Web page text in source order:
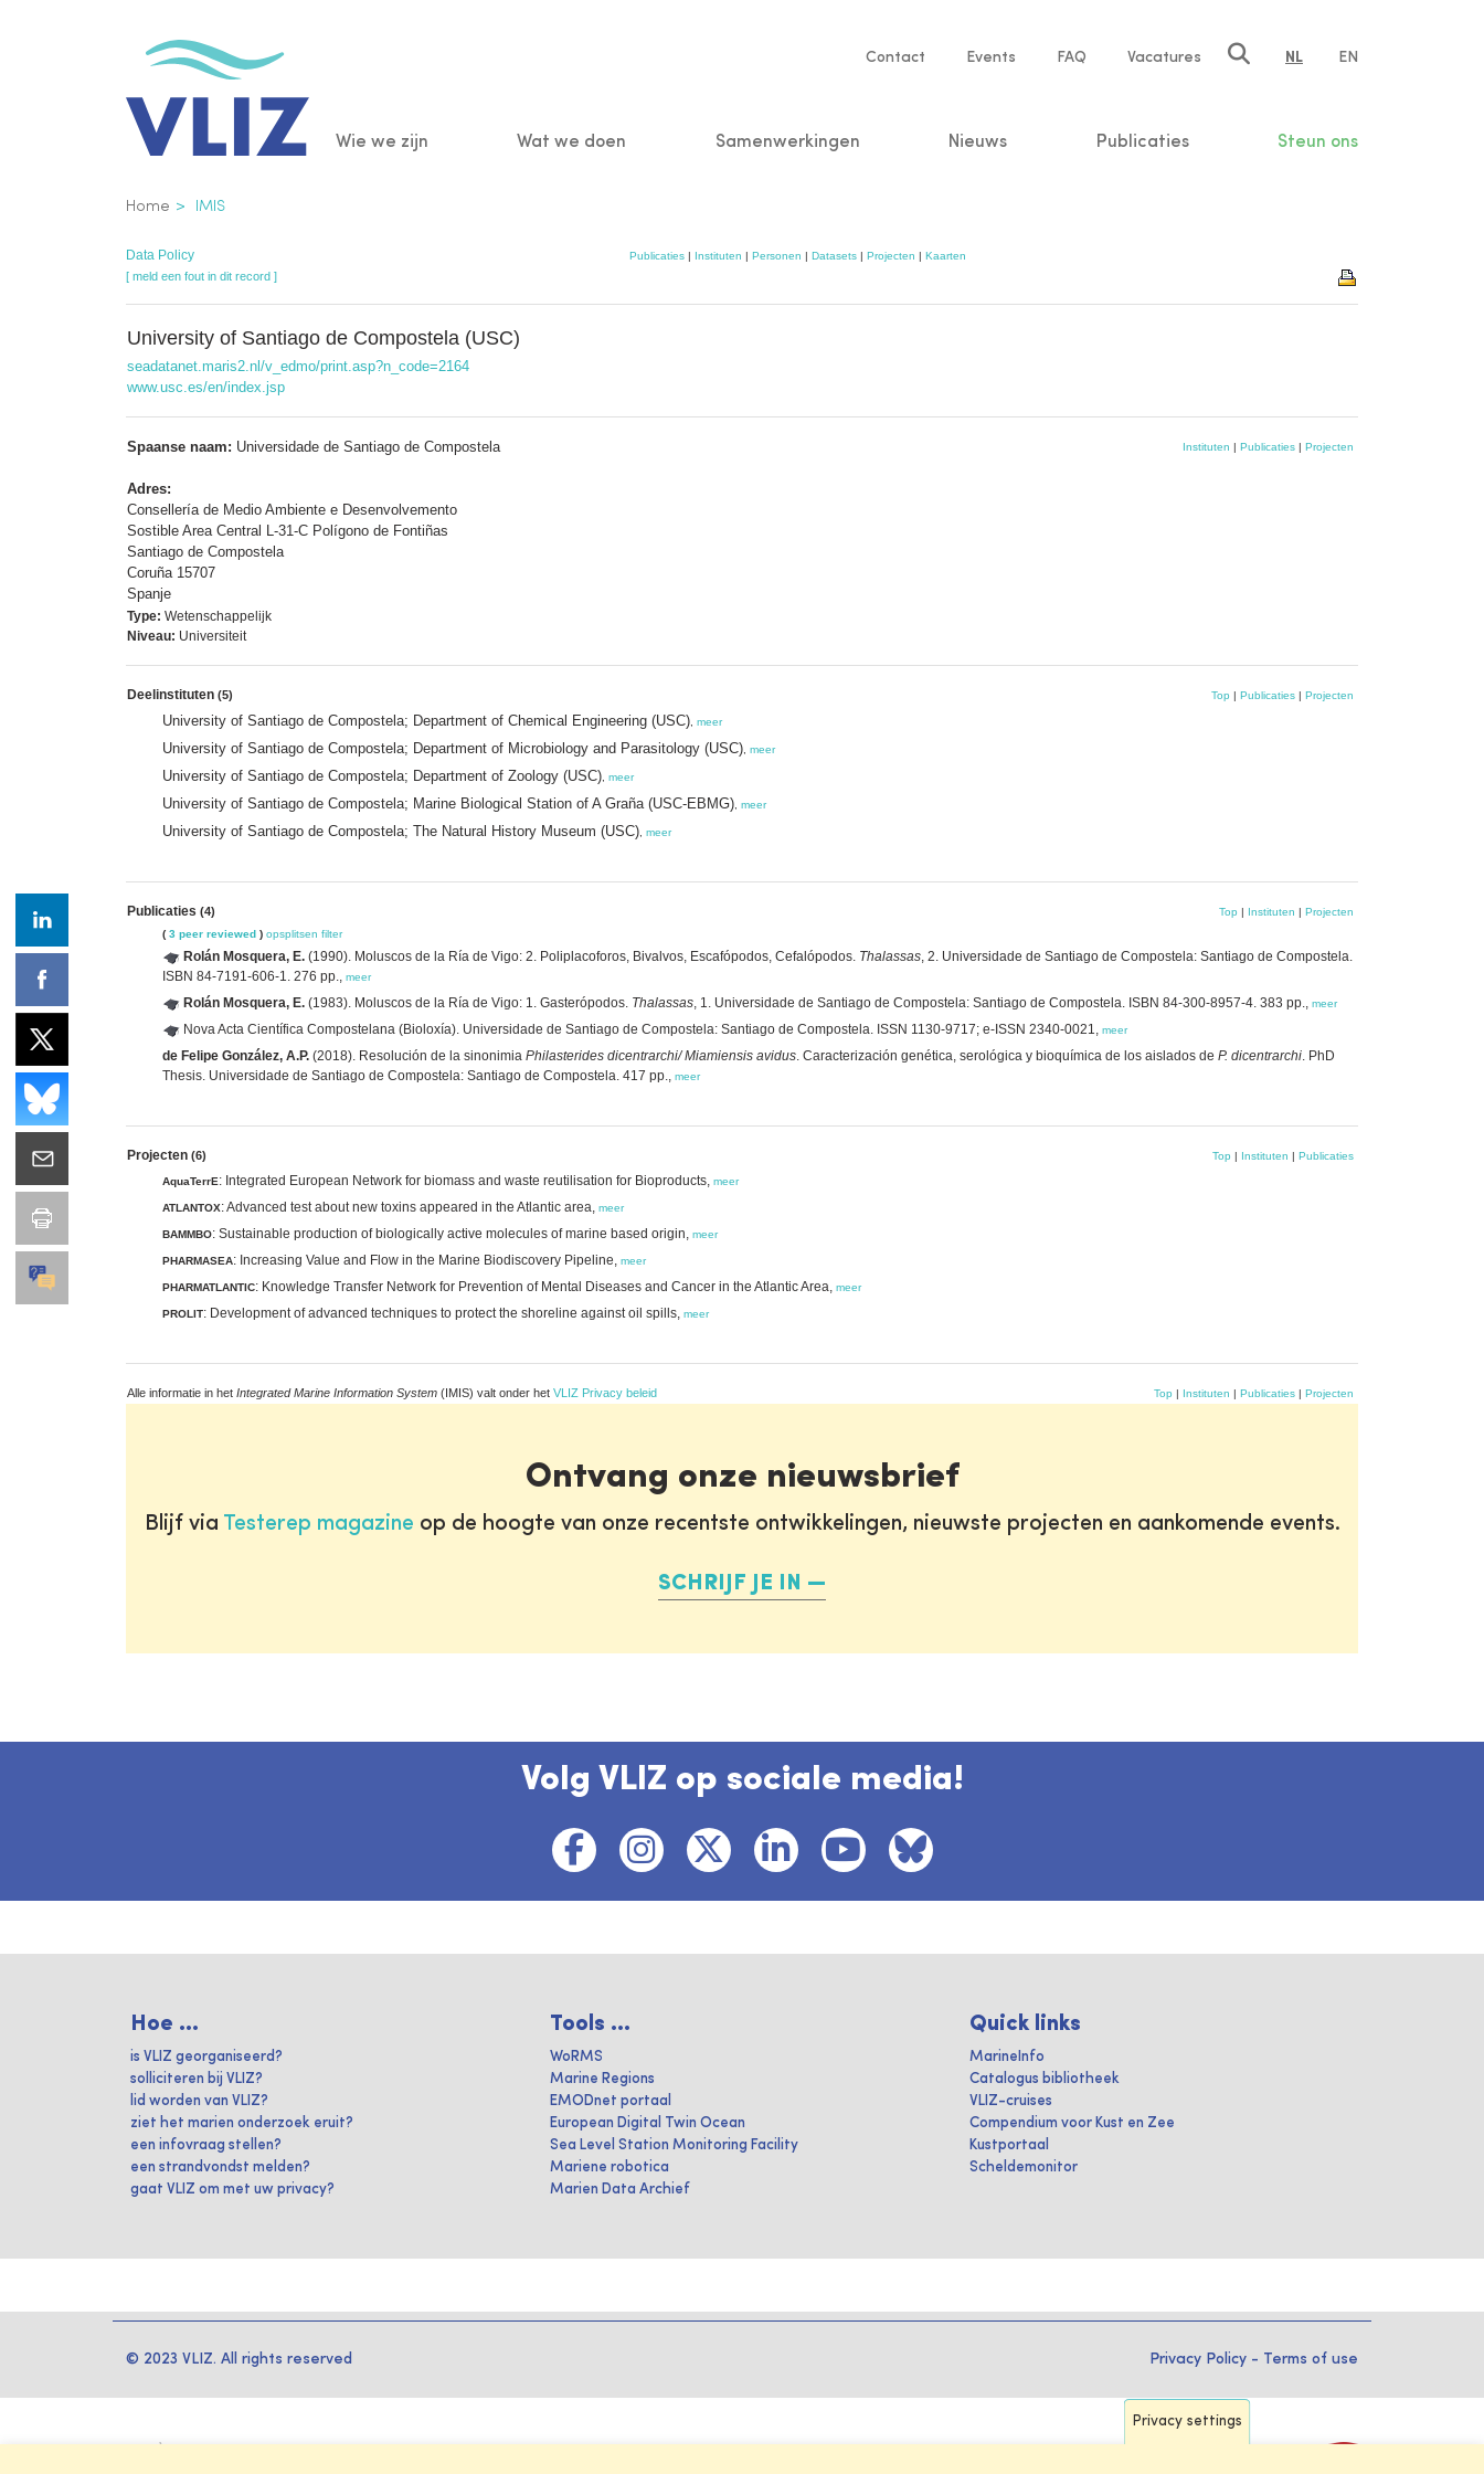
Service
Contact Events FAQ Vacatures NL EN
Main
Wie we zijn Wat we doen Samenwerkingen Nieuws Publicaties Steun ons
Kruimelpad
Home IMIS
Data Policy Publicaties| Instituten | Personen | Datasets| Projecten | Kaarten
[ meld een fout in dit record ]
University of Santiago de Compostela (USC)
seadatanet.maris2.nl/v_edmo/print.asp?n_code=2164
www.usc.es/en/index.jsp
Spaanse naam: Universidade de Santiago de Compostela
Adres:
Consellería de Medio Ambiente e Desenvolvemento
Sostible Area Central L-31-C Polígono de Fontiñas
Santiago de Compostela
Coruña 15707
Spanje
Instituten | Publicaties | Projecten
Type: Wetenschappelijk
Niveau: Universiteit
Deelinstituten (5) Top | Publicaties | Projecten
University of Santiago de Compostela; Department of Chemical Engineering (USC) meer
University of Santiago de Compostela; Department of Microbiology and Parasitology (USC) meer
University of Santiago de Compostela; Department of Zoology (USC) meer
University of Santiago de Compostela; Marine Biological Station of A Graña (USC-EBMG) meer
University of Santiago de Compostela; The Natural History Museum (USC) meer
Publicaties (4) Top | Instituten | Projecten
( 3 peer reviewed ) opsplitsen filter
Rolán Mosquera, E. (1990). Moluscos de la Ría de Vigo: 2. Poliplacoforos, Bivalvos, Escafópodos, Cefalópodos. Thalassas, 2. Universidade de Santiago de Compostela: Santiago de Compostela.
ISBN 84-7191-606-1. 276 pp., meer
Rolán Mosquera, E. (1983). Moluscos de la Ría de Vigo: 1. Gasterópodos. Thalassas, 1. Universidade de Santiago de Compostela: Santiago de Compostela. ISBN 84-300-8957-4. 383 pp., meer
Nova Acta Científica Compostelana (Bioloxía). Universidade de Santiago de Compostela: Santiago de Compostela. ISSN 1130-9717; e-ISSN 2340-0021, meer
de Felipe González, A.P. (2018). Resolución de la sinonimia Philasterides dicentrarchi/ Miamiensis avidus. Caracterización genética, serológica y bioquímica de los aislados de P. dicentrarchi. PhD
Thesis. Universidade de Santiago de Compostela: Santiago de Compostela. 417 pp., meer
Projecten (6) Top | Instituten | Publicaties
AquaTerrE: Integrated European Network for biomass and waste reutilisation for Bioproducts, meer
ATLANTOX: Advanced test about new toxins appeared in the Atlantic area, meer
BAMMBO: Sustainable production of biologically active molecules of marine based origin, meer
PHARMASEA: Increasing Value and Flow in the Marine Biodiscovery Pipeline, meer
PHARMATLANTIC: Knowledge Transfer Network for Prevention of Mental Diseases and Cancer in the Atlantic Area, meer
PROLIT: Development of advanced techniques to protect the shoreline against oil spills, meer
Alle informatie in het Integrated Marine Information System (IMIS) valt onder het VLIZ Privacy beleid Top | Instituten | Publicaties | Projecten
Ontvang onze nieuwsbrief
Blijf via Testerep magazine op de hoogte van onze recentste ontwikkelingen, nieuwste projecten en aankomende events.
SCHRIJF JE IN
Volg VLIZ op sociale media!
Hoe ...
is VLIZ georganiseerd?
solliciteren bij VLIZ?
lid worden van VLIZ?
ziet het marien onderzoek eruit?
een infovraag stellen?
een strandvondst melden?
gaat VLIZ om met uw privacy?
Tools ...
WoRMS
Marine Regions
EMODnet portaal
European Digital Twin Ocean
Sea Level Station Monitoring Facility
Mariene robotica
Marien Data Archief
Quick links
MarineInfo
Catalogus bibliotheek
VLIZ-cruises
Compendium voor Kust en Zee
Kustportaal
Scheldemonitor
© 2023 VLIZ. All rights reserved Privacy Policy - Terms of use
Privacy settings